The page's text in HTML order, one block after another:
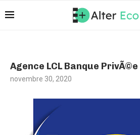
Agence LCL Banque
novembre 30, 2020